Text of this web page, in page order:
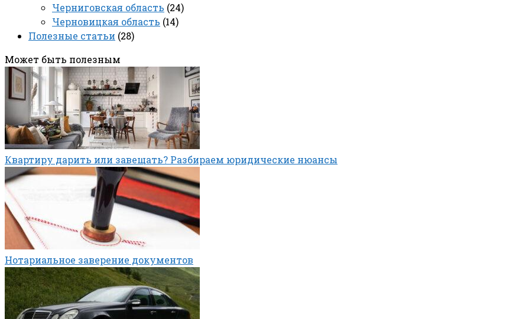
Черниговская область (24)
Черновицкая область (14)
Полезные статьи (28)
Может быть полезным
Квартиру дарить или завещать? Разбираем юридические нюансы
Нотариальное заверение документов